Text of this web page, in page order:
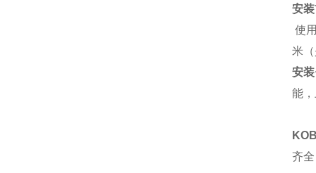
安
使
米
安
能
齐